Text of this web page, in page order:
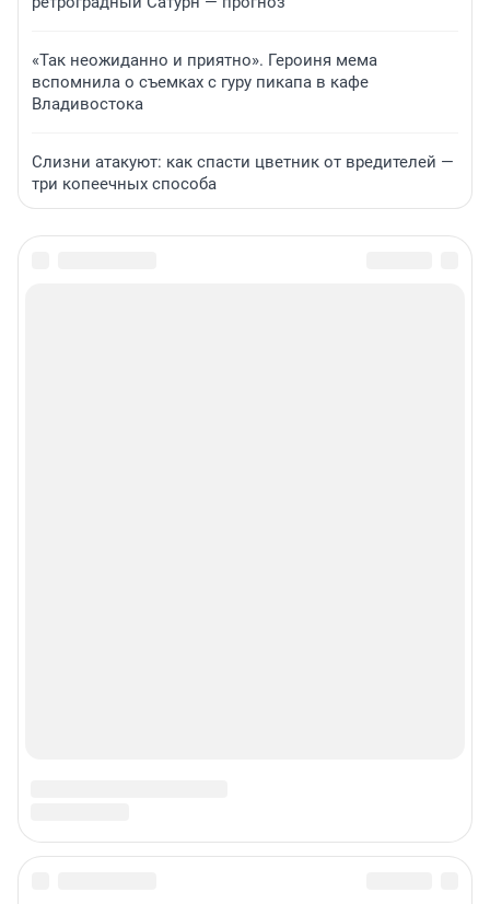
«Так неожиданно и приятно». Героиня мема
вспомнила о съемках с гуру пикапа в кафе
Владивостока
Слизни атакуют: как спасти цветник от вредителей —
три копеечных способа